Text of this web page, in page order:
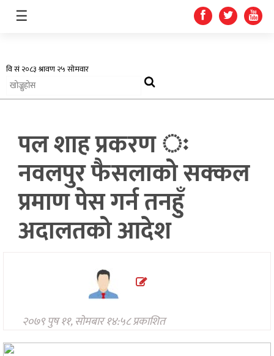
अर्थतन्त्र
स्वास्थ्य
शिक्षा
प्रदेश
खेलकुद
अन्तरवार्ता/
विचार
☰
पल शाह प्रकरण ः
नवलपुर फैसलाको सक्कल
प्रमाण पेस गर्न तनहुँ
अदालतको आदेश
२०७९ पुष ११, सोमबार १४:५८ प्रकाशित